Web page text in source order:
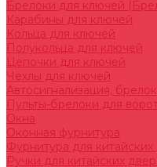
Брелоки для ключей
Карабины для ключей
Кольца для ключей
Полукольца для ключей
Цепочки для ключей
Чехлы для ключей
Автосигнализация,
Пульты-брелоки для
Окна
Оконная фурнитура
Фурнитура для
Ручки для китайских